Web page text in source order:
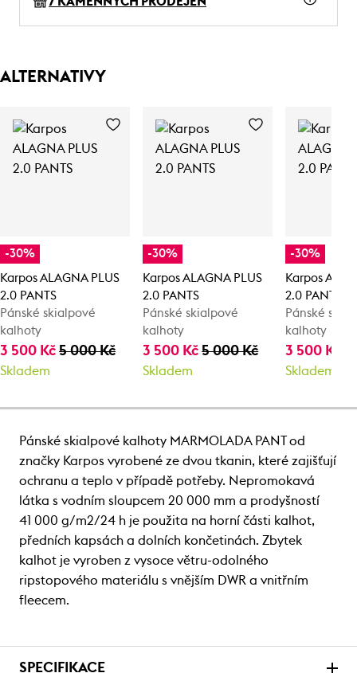
ALTERNATIVY
-30%
Karpos ALAGNA PLUS
2.0 PANTS
Pánské skialpové
kalhoty
3 500 Kč 5 000 Kč
Skladem
-30%
Karpos ALAGNA PLUS
2.0 PANTS
Pánské skialpové
kalhoty
3 500 Kč5 000 Kč
Skladem
-30%
Karpos
2.0 PANTS
Pánské
kalhoty
3 500 Kč
Skladem
Pánské skialpové kalhoty MARMOLADA PANT od
značky Karpos vyrobené ze dvou tkanin, které zajišťují
ochranu a teplo v případě potřeby. Nepromokavá
látka s vodním sloupcem 20 000 mm a prodyšností
41 000 g/m2/24 h je použita na horní části kalhot,
předních kapsách a dolních končetinách. Zbytek
kalhot je vyroben z vysoce větru-odolného
ripstopového materiálu s vnějším DWR a vnitřním
fleecem.
SPECIFIKACE